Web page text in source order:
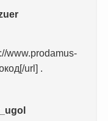
www.prodamus-
url] .